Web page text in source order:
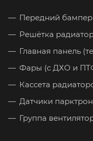
Передний бампер
Решётка
Главная панель
Фары (с ДХО и
Кассета
Датчики
Группа